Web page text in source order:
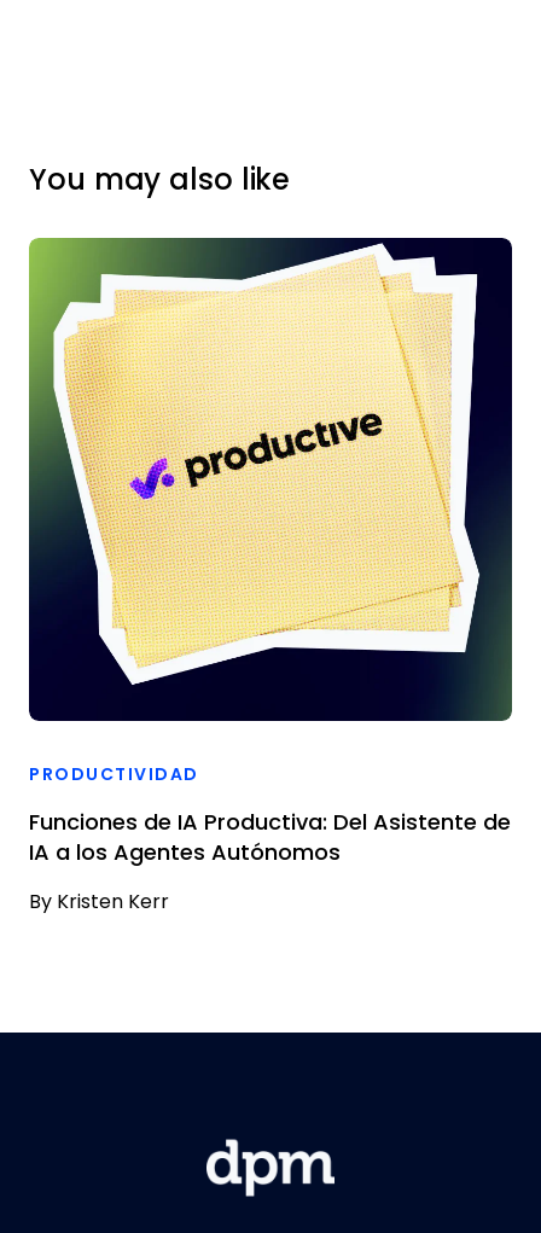
You may also like
PRODUCTIVIDAD
Funciones de IA Productiva: Del Asistente de
IA a los Agentes Autónomos
By Kristen Kerr